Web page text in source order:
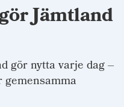
Jämtland
gör nytta varje dag –